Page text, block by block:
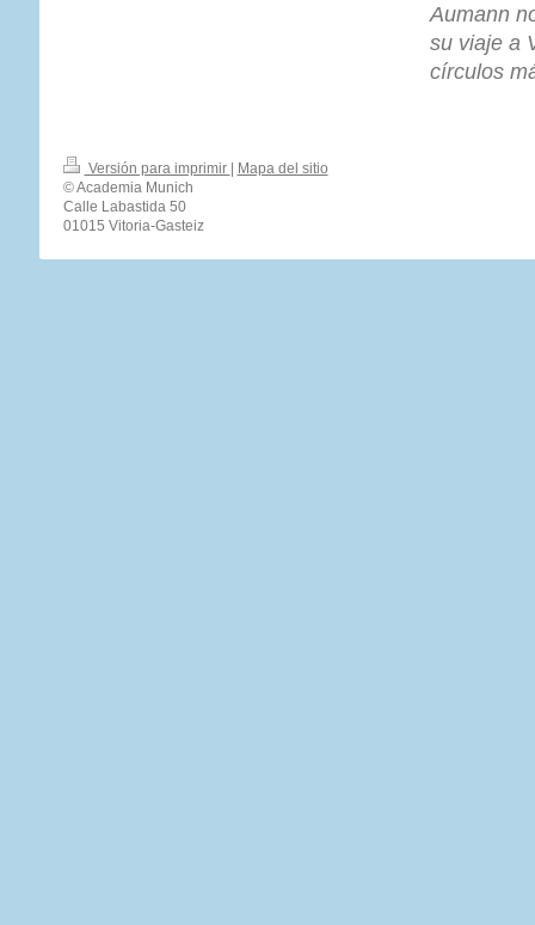
Aumann
su viaje a
círculos
Versión para imprimir | Mapa del sitio
© Academia Munich
Calle Labastida 50
01015 Vitoria-Gasteiz